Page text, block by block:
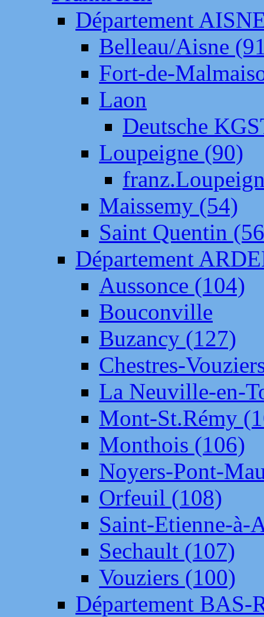
Département
Belleau/Aisne
Fort-de-
Laon
Deutsche
Loupeigne (90)
Maissemy (54)
Saint Quentin
Département
Aussonce (104)
Bouconville
Buzancy (127)
Chestres-
La Neuville-en-
Mont-St.Rémy
Monthois (106)
Noyers-Pont-
Orfeuil (108)
Saint-Etienne-à-
Sechault (107)
Vouziers (100)
Département BAS-